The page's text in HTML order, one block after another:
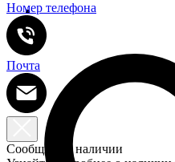
Номер телефона
Почта
Сообщить о наличии